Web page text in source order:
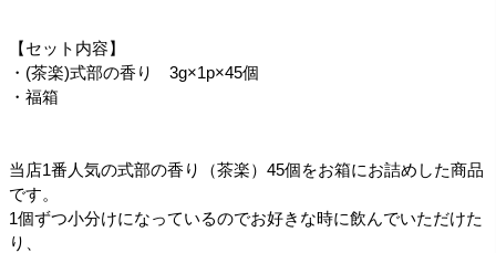
【セット内容】
・(茶楽)式部の香り 3g×1p×45個
・福箱
当店1番人気の式部の香り（茶楽）45個をお箱にお詰めした商品
です。
1個ずつ小分けになっているのでお好きな時に飲んでいただけた
り、